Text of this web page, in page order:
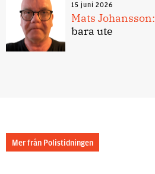
15 juni 2026
Mats Johansson:
bara ute
Mer från Polistidningen